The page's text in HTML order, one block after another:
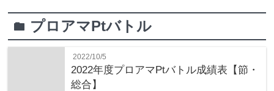
folder プロアマPtバトル
2022/10/5
2022年度プロアマPtバトル成績表【節・
総合】